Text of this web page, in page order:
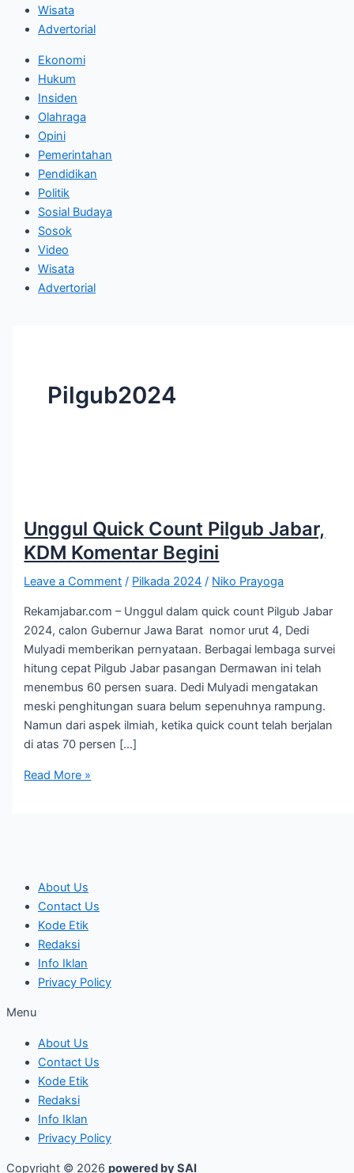
Wisata
Advertorial
Ekonomi
Hukum
Insiden
Olahraga
Opini
Pemerintahan
Pendidikan
Politik
Sosial Budaya
Sosok
Video
Wisata
Advertorial
Pilgub2024
Unggul Quick Count Pilgub Jabar,
KDM Komentar Begini
Leave a Comment / Pilkada 2024 / Niko Prayoga
Rekamjabar.com – Unggul dalam quick count Pilgub Jabar
2024, calon Gubernur Jawa Barat nomor urut 4, Dedi
Mulyadi memberikan pernyataan. Berbagai lembaga survei
hitung cepat Pilgub Jabar pasangan Dermawan ini telah
menembus 60 persen suara. Dedi Mulyadi mengatakan
meski penghitungan suara belum sepenuhnya rampung.
Namun dari aspek ilmiah, ketika quick count telah berjalan
di atas 70 persen […]
Read More »
About Us
Contact Us
Kode Etik
Redaksi
Info Iklan
Privacy Policy
Menu
About Us
Contact Us
Kode Etik
Redaksi
Info Iklan
Privacy Policy
Copyright © 2026 powered by SAI